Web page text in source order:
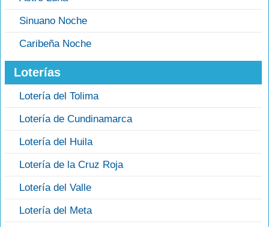
Sinuano Noche
Caribeña Noche
Loterías
Lotería del Tolima
Lotería de Cundinamarca
Lotería del Huila
Lotería de la Cruz Roja
Lotería del Valle
Lotería del Meta